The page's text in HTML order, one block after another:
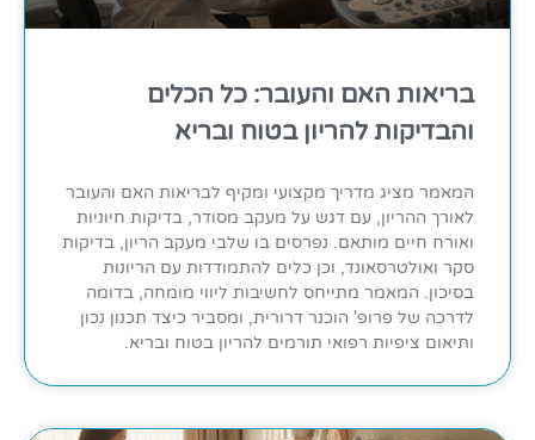
בריאות האם והעובר: כל הכלים
והבדיקות להריון בטוח ובריא
המאמר מציג מדריך מקצועי ומקיף לבריאות האם והעובר
לאורך ההריון, עם דגש על מעקב מסודר, בדיקות חיוניות
ואורח חיים מותאם. נפרסים בו שלבי מעקב הריון, בדיקות
סקר ואולטרסאונד, וכן כלים להתמודדות עם הריונות
בסיכון. המאמר מתייחס לחשיבות ליווי מומחה, בדומה
לדרכה של פרופ' הוכנר דרורית, ומסביר כיצד תכנון נכון
ותיאום ציפיות רפואי תורמים להריון בטוח ובריא.